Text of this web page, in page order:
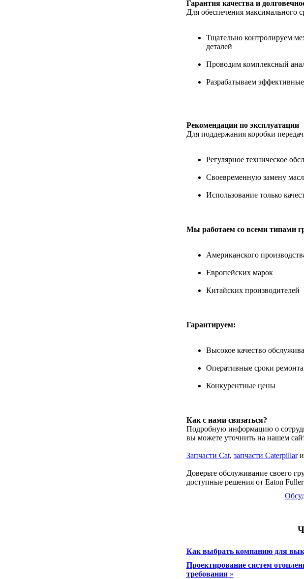
Гарантия качества и
Для обеспечения максимального
Тщательно контролируем
деталей
Проводим комплексный
Разрабатываем
Рекомендации по эксплуатации
Для поддержания коробки
Регулярное техническое
Своевременную замену
Использование только
Мы работаем со всеми типами
Американского
Европейских марок
Китайских производителей
Гарантируем:
Высокое качество
Оперативные сроки ремонта
Конкурентные цены
Как с нами связаться?
Подробную информацию о
вы можете уточнить на нашем
Запчасти Cat, запчасти Caterpillarи
Доверьте обслуживание своего
доступные решения от Eaton
Как выбрать компанию для
Проектирование систем
требования»